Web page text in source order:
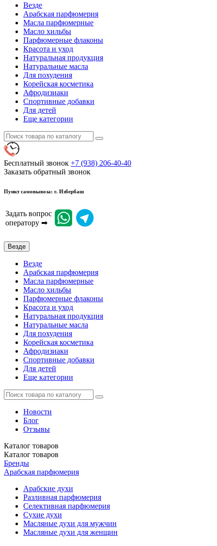
Везде
Арабская парфюмерия
Масла парфюмерные
Масло хильбы
Парфюмерные флаконы
Красота и уход
Натуральная продукция
Натуральные масла
Для похудения
Корейская косметика
Афродизиаки
Спортивные добавки
Для детей
Еще категории
Бесплатный звонок +7 (938) 206-40-40
Заказать обратный звонок
Пункт самовывоза: г. Избербаш
Задать вопрос
оператору ➡
Везде
Везде
Арабская парфюмерия
Масла парфюмерные
Масло хильбы
Парфюмерные флаконы
Красота и уход
Натуральная продукция
Натуральные масла
Для похудения
Корейская косметика
Афродизиаки
Спортивные добавки
Для детей
Еще категории
Новости
Блог
Отзывы
Каталог товаров
Каталог товаров
Бренды
Арабская парфюмерия
Арабские духи
Разливная парфюмерия
Селективная парфюмерия
Сухие духи
Масляные духи для мужчин
Масляные духи для женщин